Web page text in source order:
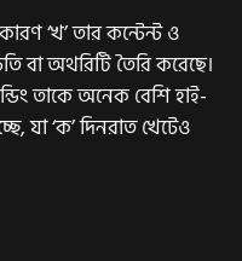
‘খ’ তার কন্টেন্ট ও
বা অথরিটি তৈরি করেছে।
তাকে অনেক বেশি হাই-
যা ‘ক’ দিনরাত খেটেও